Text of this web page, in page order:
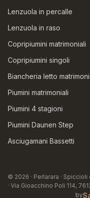
Lenzuola in percalle
Lenzuola in raso
Copripiumini matrimoniali
Copripiumini singoli
Biancheria letto
Piumini matrimoniali
Piumini 4 stagioni
Piumini Daunen Step
Asciugamani Bassetti
© 2026 · Perlarara ·
· Via Gioacchino Poli 114,
by